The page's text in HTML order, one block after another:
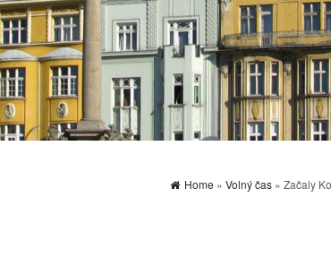
Home » Volný čas» Začaly